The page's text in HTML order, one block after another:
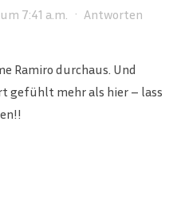
7:41 a.m. · Antworten
Ramiro durchaus. Und
gefühlt mehr als hier – lass